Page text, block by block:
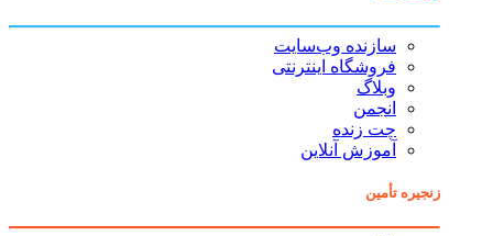
سازنده وب‌سایت
فروشگاه اینترنتی
وبلاگ
انجمن
چت زنده
آموزش آنلاین
زنجیره تأمین